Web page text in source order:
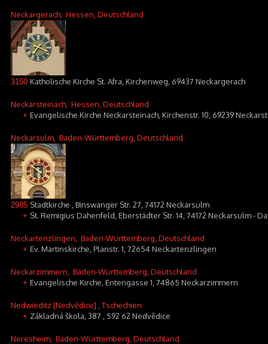
Neckargerach , Hessen, Deutschland
3150 Katholische Kirche St. Afra, Kirchenweg, 69437 Neckargerach
Neckarsteinach , Hessen, Deutschland
+ Evangelische Kirche Neckarsteinach, Kirchenstr. 10, 69239
Neckarsulm , Baden-Württemberg, Deutschland
2985 Stadtkirche , Binswanger Str. 27, 74172 Neckarsulm
+ St. Remigius Dahenfeld, Eberstädter Str. 14, 74172 Neckarsulm -
Neckartenzlingen , Baden-Württemberg, Deutschland
+ Ev. Martinskirche, Planstr. 1, 72654 Neckartenzlingen
Neckarzimmern , Baden-Württemberg, Deutschland
+ Evangelische Kirche, Entengasse 1, 74865 Neckarzimmern
Nedwieditz [Nedvědice] , Tschechien
+ Základná škola, 387 , 592 62 Nedvědice
Neresheim , Baden-Württemberg, Deutschland